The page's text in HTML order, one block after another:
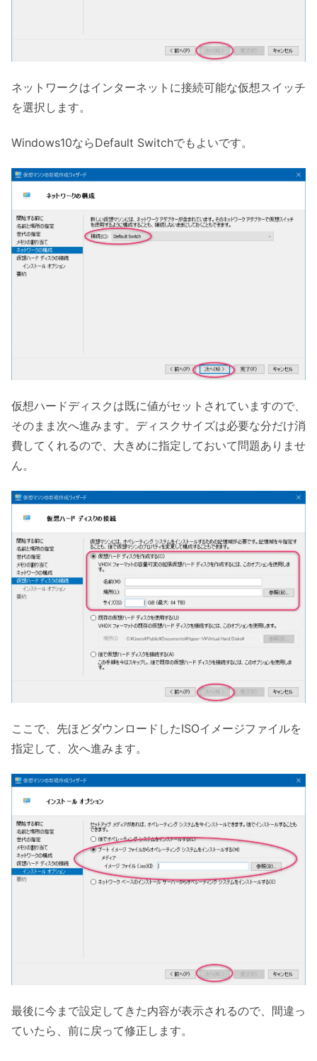
ネットワークはインターネットに接続可能な仮想スイッチ
を選択します。
Windows10ならDefault Switchでもよいです。
仮想ハードディスクは既に値がセットされていますので、
そのまま次へ進みます。ディスクサイズは必要な分だけ消
費してくれるので、大きめに指定しておいて問題ありませ
ん。
ここで、先ほどダウンロードしたISOイメージファイルを
指定して、次へ進みます。
最後に今まで設定してきた内容が表示されるので、間違っ
ていたら、前に戻って修正します。